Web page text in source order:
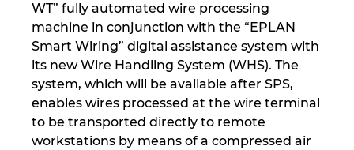
WT” fully automated wire processing
machine in conjunction with the “EPLAN
Smart Wiring” digital assistance system with
its new Wire Handling System (WHS). The
system, which will be available after SPS,
enables wires processed at the wire terminal
to be transported directly to remote
workstations by means of a compressed air